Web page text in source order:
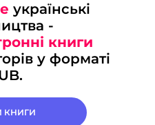
українські
-
книги
у форматі
КНИГИ